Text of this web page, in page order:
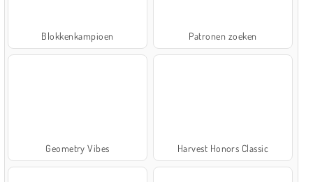
Blokkenkampioen Patronen zoeken
Geometry Vibes Harvest Honors Classic